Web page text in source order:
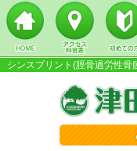
シンスプリント(脛骨過労性